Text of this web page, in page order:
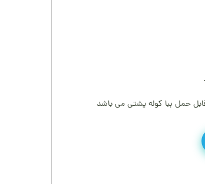
حمل ببا کوله پشتی می باشد